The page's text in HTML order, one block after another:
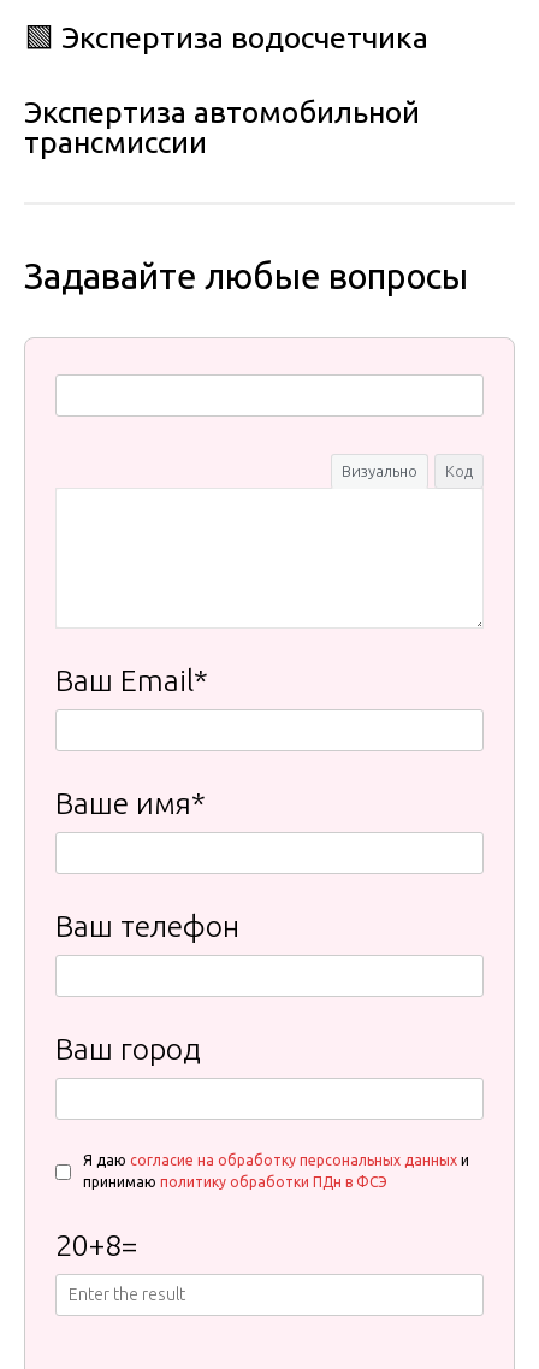
🟩 Экспертиза водосчетчика
Экспертиза автомобильной
трансмиссии
Задавайте любые вопросы
Визуально Код
Ваш Email*
Ваше имя*
Ваш телефон
Ваш город
Я даю согласие на обработку персональных данных и
принимаю политику обработки ПДн в ФСЭ
20+8=